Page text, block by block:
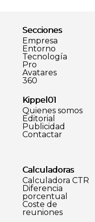
Secciones
Empresa
Entorno
Tecnología
Pro
Avatares
360
Kippel01
Quienes somos
Editorial
Publicidad
Contactar
Calculadoras
Calculadora CTR
Diferencia
porcentual
Coste de
reuniones